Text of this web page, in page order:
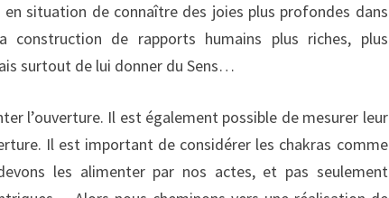
situation de connaître des joies plus profondes dans
construction de rapports humains plus riches, plus
surtout de lui donner du Sens…
l’ouverture. Il est également possible de mesurer leur
Il est important de considérer les chakras comme
les alimenter par nos actes, et pas seulement